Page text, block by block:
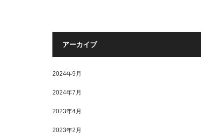
アーカイブ
2024年9月
2024年7月
2023年4月
2023年2月